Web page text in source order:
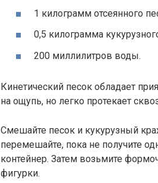
1 килограмм отсеянного
0,5 килограмма
200 миллилитров воды.
Кинетический песок обладает
на ощупь, но легко протекает
Смешайте песок и кукурузный
перемешайте, пока не получите
контейнер. Затем возьмите
фигурки.